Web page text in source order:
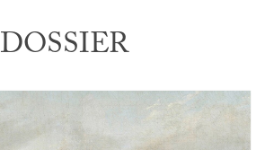
DOSSIER